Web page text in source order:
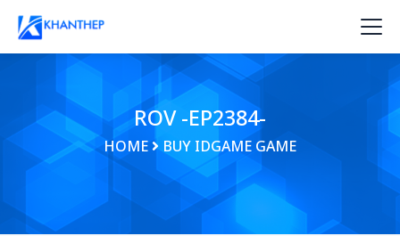
ROV -EP2384-
HOME BUY IDGAME GAME